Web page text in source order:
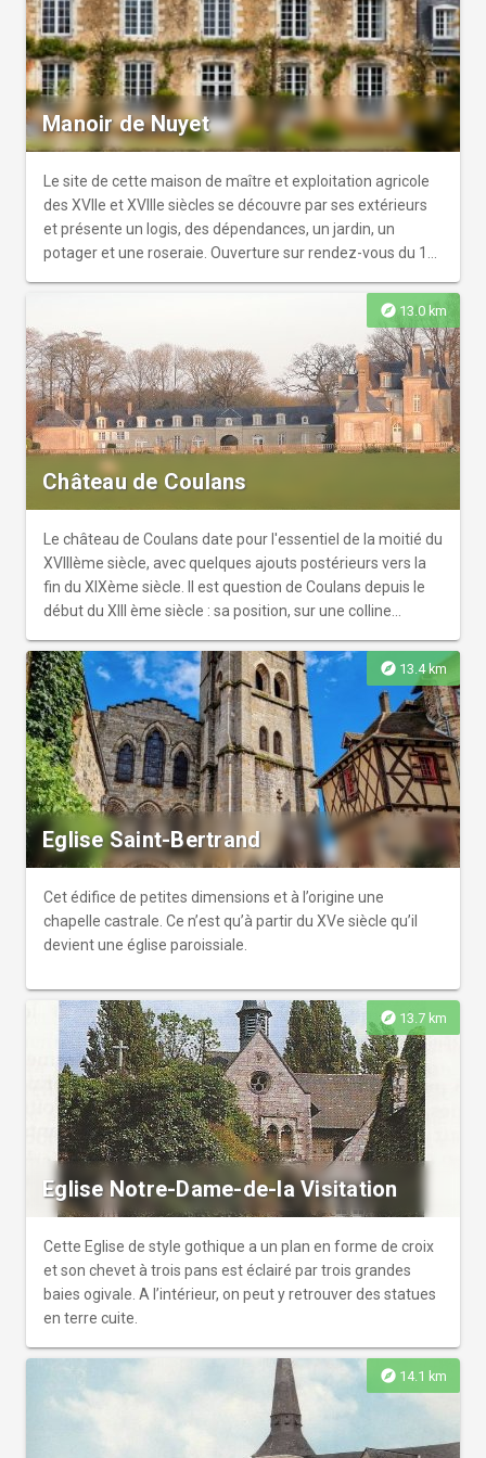
Manoir de Nuyet
Le site de cette maison de maître et exploitation agricole
des XVIIe et XVIIIe siècles se découvre par ses extérieurs
et présente un logis, des dépendances, un jardin, un
potager et une roseraie. Ouverture sur rendez-vous du 1er
explore 13.0 km
Château de Coulans
Le château de Coulans date pour l'essentiel de la moitié du
XVIIIème siècle, avec quelques ajouts postérieurs vers la
fin du XIXème siècle. Il est question de Coulans depuis le
début du XIII ème siècle : sa position, sur une colline
les seigneurs de Coulans, baronnie dépendant du comté
de Sillé le Guillaume . Au XVIIème siècle, la baronnie de
Coulans devient la propriété de la famille Champagne,
puis, à partir de1687, des Pasquier, qui le garderont dans
leur descendance directement ou indirectement, jusqu'à
nos jours.
explore 13.4 km
Eglise Saint-Bertrand
Cet édifice de petites dimensions et à l’origine une
chapelle castrale. Ce n’est qu’à partir du XVe siècle qu’il
devient une église paroissiale.
explore 13.7 km
Eglise Notre-Dame-de-la Visitation
Cette Eglise de style gothique a un plan en forme de croix
et son chevet à trois pans est éclairé par trois grandes
baies ogivale. A l’intérieur, on peut y retrouver des statues
en terre cuite.
explore 14.1 km